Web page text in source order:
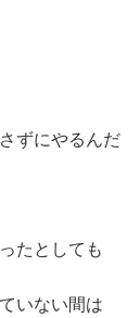
ずにやるんだ
たとしても
いない間は